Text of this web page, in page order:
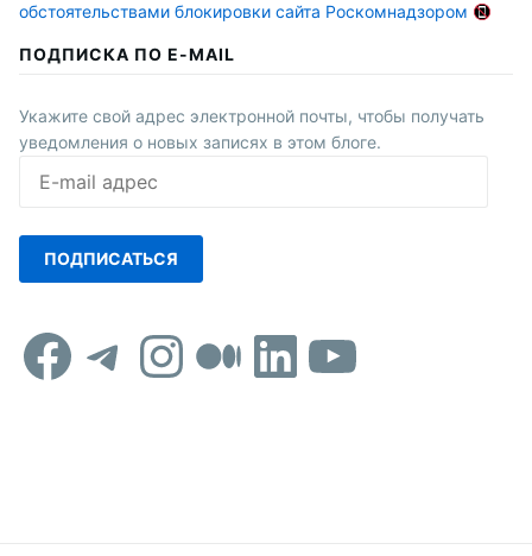
обстоятельствами блокировки сайта Роскомнадзором
ПОДПИСКА ПО E-MAIL
Укажите свой адрес электронной почты, чтобы получать
уведомления о новых записях в этом блоге.
mail
ПОДПИСАТЬСЯ
Facebook
Telegram
Instagram
Средний
LinkedIn